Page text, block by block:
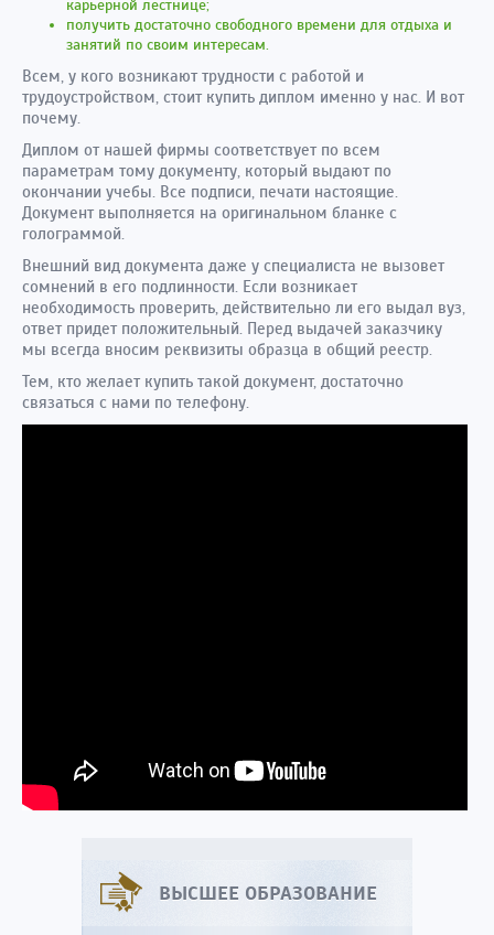
карьерной лестнице;
получить достаточно свободного времени для отдыха и
занятий по своим интересам.
Всем, у кого возникают трудности с работой и
трудоустройством, стоит купить диплом именно у нас. И вот
почему.
Диплом от нашей фирмы соответствует по всем
параметрам тому документу, который выдают по
окончании учебы. Все подписи, печати настоящие.
Документ выполняется на оригинальном бланке с
голограммой.
Внешний вид документа даже у специалиста не вызовет
сомнений в его подлинности. Если возникает
необходимость проверить, действительно ли его выдал вуз,
ответ придет положительный. Перед выдачей заказчику
мы всегда вносим реквизиты образца в общий реестр.
Тем, кто желает купить такой документ, достаточно
связаться с нами по телефону.
ВЫСШЕЕ ОБРАЗОВАНИЕ